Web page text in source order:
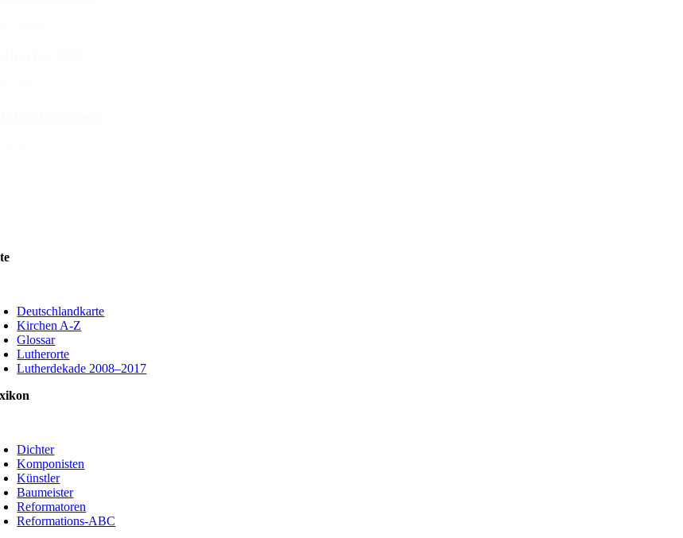
Deutschlandkarte
Kirchen A-Z
Glossar
Lutherorte
Lutherdekade 2008–2017
Dichter
Komponisten
Künstler
Baumeister
Reformatoren
Reformations-ABC